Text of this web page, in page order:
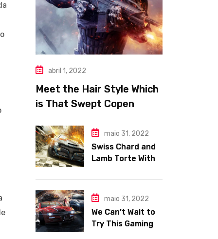
abril 1, 2022
Meet the Hair Style Which
is That Swept Copen
maio 31, 2022
Swiss Chard and
Lamb Torte With
Pomegranate
Relish
maio 31, 2022
We Can’t Wait to
Try This Gaming